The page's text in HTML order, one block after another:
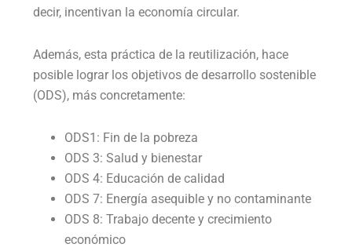
decir, incentivan la economía circular.
Además, esta práctica de la reutilización, hace
posible lograr los objetivos de desarrollo sostenible
(ODS), más concretamente:
ODS1: Fin de la pobreza
ODS 3: Salud y bienestar
ODS 4: Educación de calidad
ODS 7: Energía asequible y no contaminante
ODS 8: Trabajo decente y crecimiento
económico